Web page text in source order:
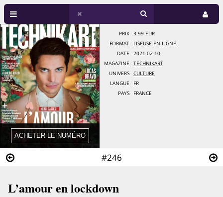
#246
PRIX
3.99 EUR
FORMAT
LISEUSE EN LIGNE
DATE
2021-02-10
MAGAZINE
TECHNIKART
UNIVERS
CULTURE
LANGUE
FR
PAYS
FRANCE
L’amour en lockdown